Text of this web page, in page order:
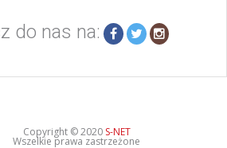
do nas na:
Copyright © 2020 S-NET
Wszelkie prawa zastrzeżone